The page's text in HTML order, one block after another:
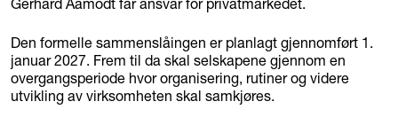
Gerhard Aamodt får ansvar for privatmarkedet.
Den formelle sammenslåingen er planlagt gjennomført 1.
januar 2027. Frem til da skal selskapene gjennom en
overgangsperiode hvor organisering, rutiner og videre
utvikling av virksomheten skal samkjøres.